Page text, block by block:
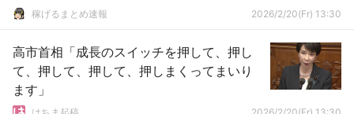
稼げるまとめ速報 2026/2/20(Fr) 13:30
高市首相「成長のスイッチを押して、押し
て、押して、押して、押しまくってまいり
ます」